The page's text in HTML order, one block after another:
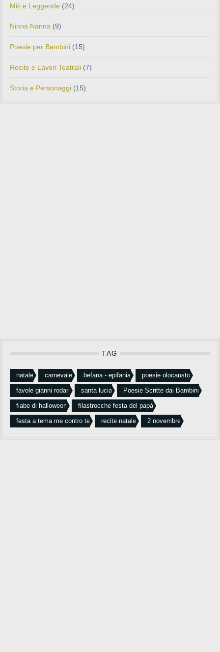
Miti e Leggende (24)
Ninna Nanna (9)
Poesie per Bambini (15)
Recite e Lavori Teatrali (7)
Storia e Personaggi (15)
TAG
natale carnevale befana - epifania poesie olocausto
favole gianni rodari santa lucia Poesie Scritte dai Bambini
fiabe di halloween filastrocche festa del papà
festa a tema me contro te recite natale 2 novembre